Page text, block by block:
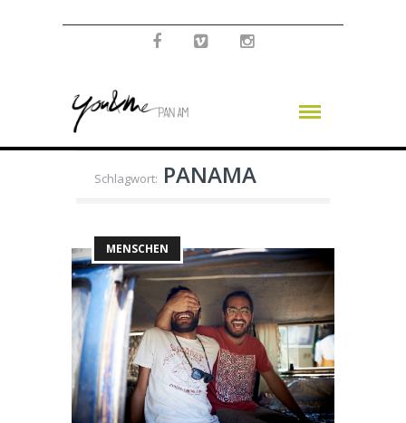
Schlagwort: PANAMA
MENSCHEN